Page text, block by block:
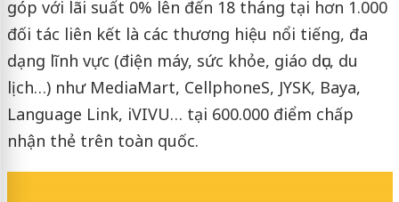
góp với lãi suất 0% lên đến 18 tháng tại hơn 1.000
đối tác liên kết là các thương hiệu nổi tiếng, đa
dạng lĩnh vực (điện máy, sức khỏe, giáo dục, du
lịch…) như MediaMart, CellphoneS, JYSK, Baya,
Language Link, iVIVU… tại 600.000 điểm chấp
nhận thẻ trên toàn quốc.